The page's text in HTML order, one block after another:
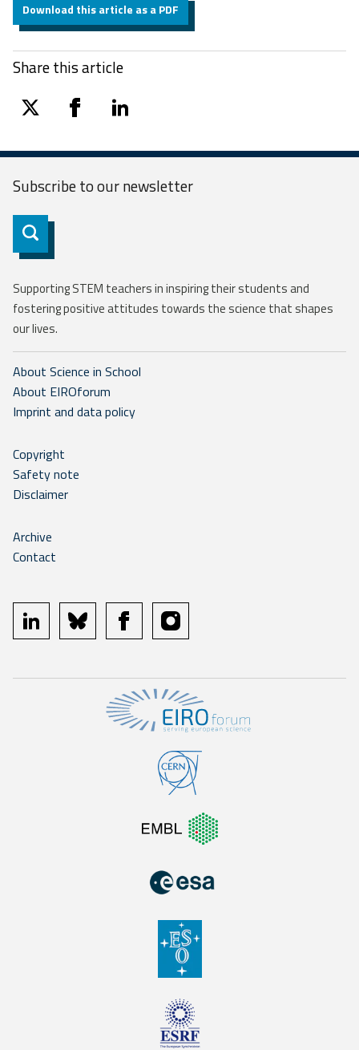
Download this article as a PDF
Share this article
twitter facebooklinkedin
Subscribe to ournewsletter
Subscribe
Supporting STEM teachers in inspiring their students and
fostering positive attitudes towards the science that shapes
our lives.
About Science in School
About EIROforum
Imprint and data policy
Copyright
Safety note
Disclaimer
Archive
Contact
linkedin bluesky facebookinstagram